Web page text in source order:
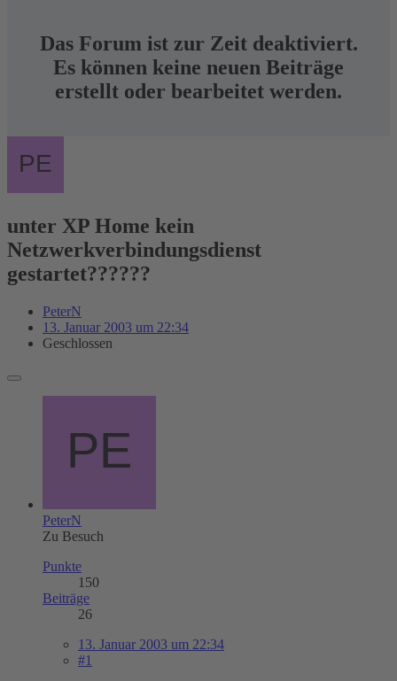
Das Forum ist zur Zeit deaktiviert.
Es können keine neuen Beiträge
erstellt oder bearbeitet werden.
unter XP Home kein
Netzwerkverbindungsdienst
gestartet??????
PeterN
13. Januar 2003 um 22:34
Geschlossen
PeterN
Zu Besuch
Punkte
150
Beiträge
26
13. Januar 2003 um 22:34
#1